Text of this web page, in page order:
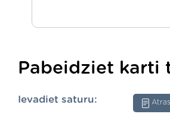
Pabeidziet karti
Ievadiet saturu: